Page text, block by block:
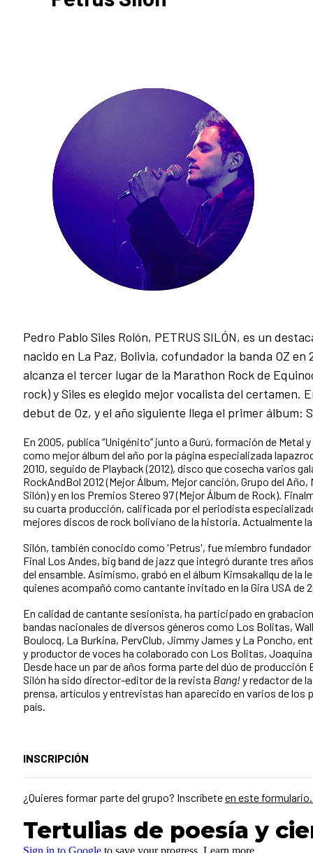
Pedro Pablo Siles Rolón, PETRUS SILÓN, es un
nacido en La Paz, Bolivia, cofundador la banda OZ en
alcanza el tercer lugar de la Marathon Rock de
rock) y Siles es elegido mejor vocalista del certamen.
debut de Oz, y el año siguiente llega el primer álbum:
En 2005, publica “Unigénito” junto a Gurú, formación de Metal
como mejor álbum del año por la página especializada
2010, seguido de Playback (2012), disco que cosecha varios
RockAndBol 2012 (Mejor Álbum, Mejor canción, Grupo del
Silón) y en los Premios Stereo 97 (Mejor Álbum de Rock).
su cuarta producción, calificada por el periodista
mejores discos de rock boliviano de la historia. Actualmente
Silón, también conocido como 'Petrus', fue miembro fundador
Final Los Andes, big band de jazz que integró durante tres
del ensamble. Asimismo, grabó en el álbum Kimsakallqu de la
quienes acompañó como cantante invitado en la Gira USA de
En calidad de cantante sesionista, ha participado en
bandas nacionales de diversos géneros como Los Bolitas,
Boulocq, La Burkina, PervClub, Jimmy James y La Poncho,
y productor de voces ha colaborado con Los Bolitas,
Desde hace un par de años forma parte del dúo de producción
Silón ha sido director-editor de la revista Bang! y redactor de
prensa, artículos y entrevistas han aparecido en varios de
país.
INSCRIPCIÓN
¿Quieres formar parte del grupo? Inscríbeteen este